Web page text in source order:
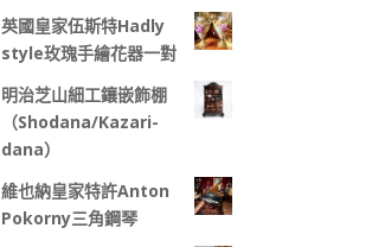
英國皇家伍斯特Hadly
style玫瑰手繪花器一對
明治芝山細工鑲嵌飾棚
（Shodana/Kazari-
dana）
維也納皇家特許Anton
Pokorny三角鋼琴